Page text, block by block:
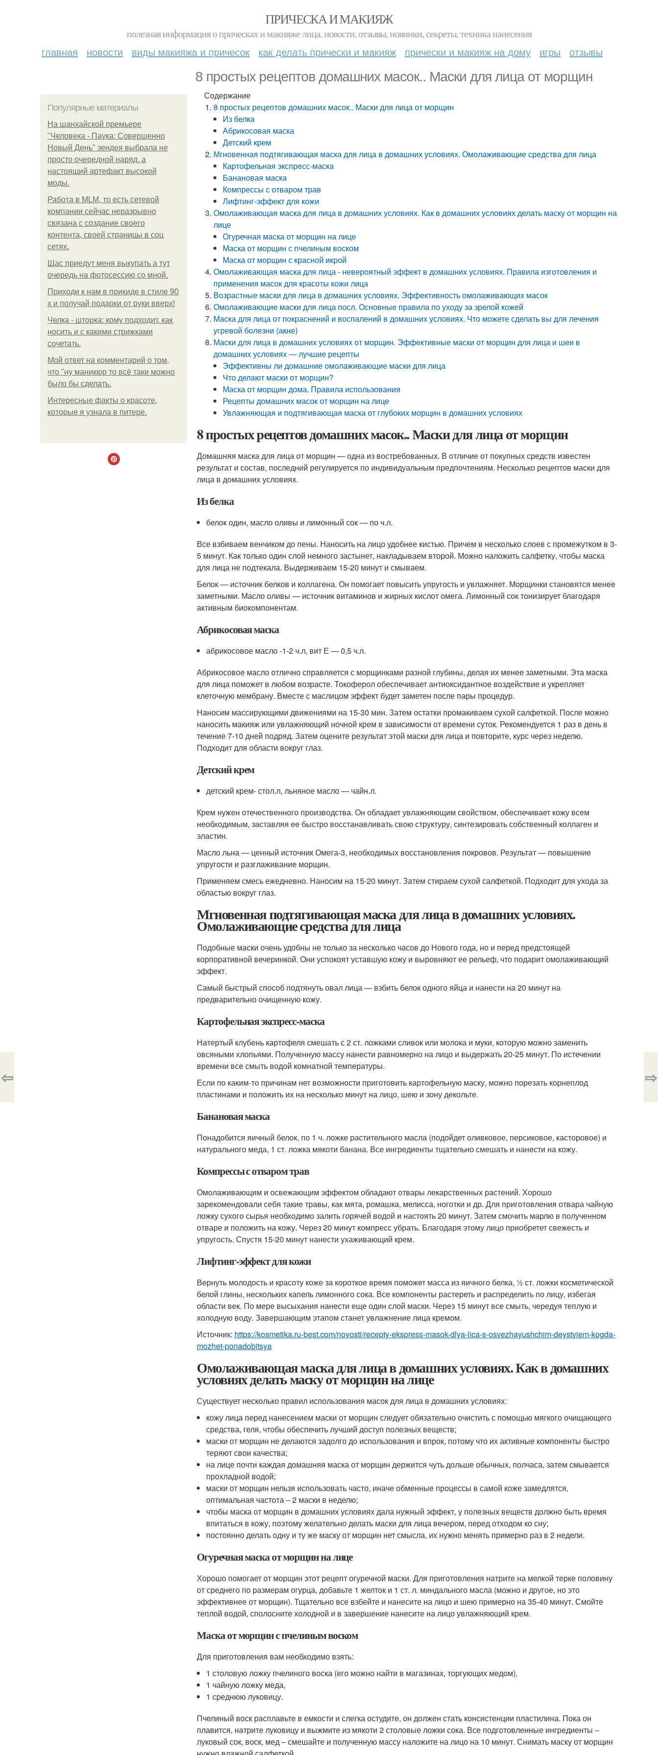
ПРИЧЕСКА И МАКИЯЖ
полезная информация о прическах и макияже лица, новости, отзывы, новинки, секреты, техника нанесения
главная новости виды макияжа и причесок как делать прически и макияж прически и макияж на дому игры отзывы
8 простых рецептов домашних масок.. Маски для лица от морщин
Популярные материалы
На шанхайской премьере
"Человека - Паука: Совершенно
Новый День" зендея выбрала не
просто очередной наряд, а
настоящий артефакт высокой
моды.
Работа в MLM, то есть сетевой
компании сейчас неразрывно
связана с создание своего
контента, своей страницы в соц
сетях.
Щас приедут меня выкупать а тут
очередь на фотосессию со мной.
Приходи к нам в прикиде в стиле 90
х и получай подарки от руки вверх!
Челка - шторка: кому подходит, как
носить и с какими стрижками
сочетать.
Мой ответ на комментарий о том,
что "ну маникюр то всё таки можно
было бы сделать.
Интересные факты о красоте,
которые я узнала в питере.
Содержание
8 простых рецептов домашних масок.. Маски для лица от морщин
Из белка
Абрикосовая маска
Детский крем
Мгновенная подтягивающая маска для лица в домашних условиях. Омолаживающие средства для лица
Картофельная экспресс-маска
Банановая маска
Компрессы с отваром трав
Лифтинг-эффект для кожи
Омолаживающая маска для лица в домашних условиях. Как в домашних условиях делать маску от морщин на
лице
Огуречная маска от морщин на лице
Маска от морщин с пчелиным воском
Маска от морщин с красной икрой
Омолаживающая маска для лица - невероятный эффект в домашних условиях. Правила изготовления и
применения масок для красоты кожи лица
Возрастные маски для лица в домашних условиях. Эффективность омолаживающих масок
Омолаживающие маски для лица посл. Основные правила по уходу за зрелой кожей
Маска для лица от покраснений и воспалений в домашних условиях. Что можете сделать вы для лечения
угревой болезни (акне)
Маски для лица в домашних условиях от морщин. Эффективные маски от морщин для лица и шеи в
домашних условиях — лучшие рецепты
Эффективны ли домашние омолаживающие маски для лица
Что делают маски от морщин?
Маска от морщин дома. Правила использования
Рецепты домашних масок от морщин на лице
Увлажняющая и подтягивающая маска от глубоких морщин в домашних условиях
8 простых рецептов домашних масок.. Маски для лица от морщин
Домашняя маска для лица от морщин — одна из востребованных. В отличие от покупных средств известен
результат и состав, последний регулируется по индивидуальным предпочтениям. Несколько рецептов маски для
лица в домашних условиях.
Из белка
белок один, масло оливы и лимонный сок — по ч.л.
Все взбиваем венчиком до пены. Наносить на лицо удобнее кистью. Причем в несколько слоев с промежутком в 3-
5 минут. Как только один слой немного застынет, накладываем второй. Можно наложить салфетку, чтобы маска
для лица не подтекала. Выдерживаем 15-20 минут и смываем.
Белок — источник белков и коллагена. Он помогает повысить упругость и увлажняет. Морщинки становятся менее
заметными. Масло оливы — источник витаминов и жирных кислот омега. Лимонный сок тонизирует благодаря
активным биокомпонентам.
Абрикосовая маска
абрикосовое масло -1-2 ч.л, вит Е — 0,5 ч.л.
Абрикосовое масло отлично справляется с морщинками разной глубины, делая их менее заметными. Эта маска
для лица поможет в любом возрасте. Токоферол обеспечивает антиоксидантное воздействие и укрепляет
клеточную мембрану. Вместе с маслицом эффект будет заметен после пары процедур.
Наносим массирующими движениями на 15-30 мин. Затем остатки промакиваем сухой салфеткой. После можно
наносить макияж или увлажняющий ночной крем в зависимости от времени суток. Рекомендуется 1 раз в день в
течение 7-10 дней подряд. Затем оцените результат этой маски для лица и повторите, курс через неделю.
Подходит для области вокруг глаз.
Детский крем
детский крем- стол.л, льняное масло — чайн.л.
Крем нужен отечественного производства. Он обладает увлажняющим свойством, обеспечивает кожу всем
необходимым, заставляя ее быстро восстанавливать свою структуру, синтезировать собственный коллаген и
эластин.
Масло льна — ценный источник Омега-3, необходимых восстановления покровов. Результат — повышение
упругости и разглаживание морщин.
Применяем смесь ежедневно. Наносим на 15-20 минут. Затем стираем сухой салфеткой. Подходит для ухода за
областью вокруг глаз.
Мгновенная подтягивающая маска для лица в домашних условиях.
Омолаживающие средства для лица
Подобные маски очень удобны не только за несколько часов до Нового года, но и перед предстоящей
корпоративной вечеринкой. Они успокоят уставшую кожу и выровняют ее рельеф, что подарит омолаживающий
эффект.
Самый быстрый способ подтянуть овал лица — взбить белок одного яйца и нанести на 20 минут на
предварительно очищенную кожу.
Картофельная экспресс-маска
Натертый клубень картофеля смешать с 2 ст. ложками сливок или молока и муки, которую можно заменить
овсяными хлопьями. Полученную массу нанести равномерно на лицо и выдержать 20-25 минут. По истечении
времени все смыть водой комнатной температуры.
Если по каким-то причинам нет возможности приготовить картофельную маску, можно порезать корнеплод
пластинами и положить их на несколько минут на лицо, шею и зону декольте.
Банановая маска
Понадобится яичный белок, по 1 ч. ложке растительного масла (подойдет оливковое, персиковое, касторовое) и
натурального меда, 1 ст. ложка мякоти банана. Все ингредиенты тщательно смешать и нанести на кожу.
Компрессы с отваром трав
Омолаживающим и освежающим эффектом обладают отвары лекарственных растений. Хорошо
зарекомендовали себя такие травы, как мята, ромашка, мелисса, ноготки и др. Для приготовления отвара чайную
ложку сухого сырья необходимо залить горячей водой и настоять 20 минут. Затем смочить марлю в полученном
отваре и положить на кожу. Через 20 минут компресс убрать. Благодаря этому лицо приобретет свежесть и
упругость. Спустя 15-20 минут нанести ухаживающий крем.
Лифтинг-эффект для кожи
Вернуть молодость и красоту коже за короткое время поможет масса из яичного белка, ½ ст. ложки косметической
белой глины, нескольких капель лимонного сока. Все компоненты растереть и распределить по лицу, избегая
области век. По мере высыхания нанести еще один слой маски. Через 15 минут все смыть, чередуя теплую и
холодную воду. Завершающим этапом станет увлажнение лица кремом.
Источник: https://kosmetika.ru-best.com/novosti/recepty-ekspress-masok-dlya-lica-s-osvezhayushchim-deystviem-kogda-
mozhet-ponadobitsya
Омолаживающая маска для лица в домашних условиях. Как в домашних
условиях делать маску от морщин на лице
Существует несколько правил использования масок для лица в домашних условиях:
кожу лица перед нанесением маски от морщин следует обязательно очистить с помощью мягкого очищающего
средства, геля, чтобы обеспечить лучший доступ полезных веществ;
маски от морщин не делаются задолго до использования и впрок, потому что их активные компоненты быстро
теряют свои качества;
на лице почти каждая домашняя маска от морщин держится чуть дольше обычных, полчаса, затем смывается
прохладной водой;
маски от морщин нельзя использовать часто, иначе обменные процессы в самой коже замедлятся,
оптимальная частота – 2 маски в неделю;
чтобы маска от морщин в домашних условиях дала нужный эффект, у полезных веществ должно быть время
впитаться в кожу, поэтому желательно делать маски для лица вечером, перед отходом ко сну;
постоянно делать одну и ту же маску от морщин нет смысла, их нужно менять примерно раз в 2 недели.
Огуречная маска от морщин на лице
Хорошо помогает от морщин этот рецепт огуречной маски. Для приготовления натрите на мелкой терке половину
от среднего по размерам огурца, добавьте 1 желток и 1 ст. л. миндального масла (можно и другое, но это
эффективнее от морщин). Тщательно все взбейте и нанесите на лицо и шею примерно на 35-40 минут. Смойте
теплой водой, сполосните холодной и в завершение нанесите на лицо увлажняющий крем.
Маска от морщин с пчелиным воском
Для приготовления вам необходимо взять:
1 столовую ложку пчелиного воска (его можно найти в магазинах, торгующих медом),
1 чайную ложку меда,
1 среднюю луковицу.
Пчелиный воск расплавьте в емкости и слегка остудите, он должен стать консистенции пластилина. Пока он
плавится, натрите луковицу и выжмите из мякоти 2 столовые ложки сока. Все подготовленные ингредиенты –
луковый сок, воск, мед – смешайте и полученную массу наложите на лицо на 10 минут. Снимать маску от морщин
⇦ ⇨